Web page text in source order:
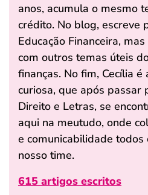
anos, acumula o mesmo
crédito. No blog, escreve
Educação Financeira,
com outros temas úteis
finanças. No fim, Cecília
curiosa, que após passar
Direito e Letras, se
aqui na meutudo, onde
e comunicabilidade
nosso time.
615 artigos escritos